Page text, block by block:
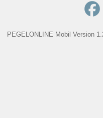
PEGELONLINE Mobil Version